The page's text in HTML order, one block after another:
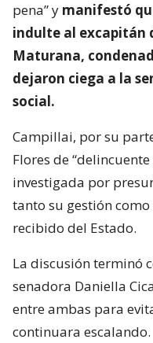
pena” y manifestó
indulte al excapitán
Maturana,
dejaron ciega a la
social.
Campillai, por su
Flores de
investigada por
tanto su gestión
recibido del Estado.
La discusión terminó
senadora Daniella
entre ambas para
continuara escalando.